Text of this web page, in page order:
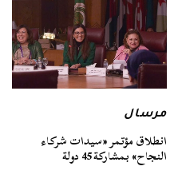
مرسال
انطلاق مؤتمر «سيدات شركاء
النجاح» بمشاركة 45 دولة